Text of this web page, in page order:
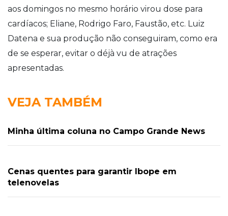
aos domingos no mesmo horário virou dose para
cardíacos; Eliane, Rodrigo Faro, Faustão, etc. Luiz
Datena e sua produção não conseguiram, como era
de se esperar, evitar o déjà vu de atrações
apresentadas.
VEJA TAMBÉM
Minha última coluna no Campo Grande News
Cenas quentes para garantir Ibope em
telenovelas